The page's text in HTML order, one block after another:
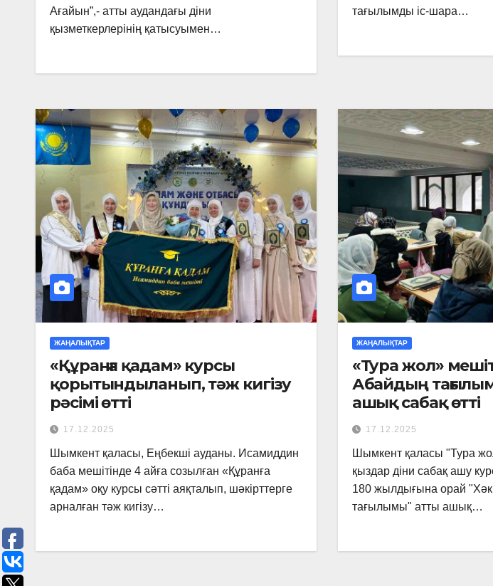
Ағайын”,- атты аудандағы діни
қызметкерлерінің қатысуымен…
тағылымды іс-шара…
ЖАҢАЛЫҚТАР
«Құранға қадам» курсы
қорытындыланып, тәж кигізу
рәсімі өтті
17.12.2025
Шымкент қаласы, Еңбекші ауданы. Исамиддин
баба мешітінде 4 айға созылған «Құранға
қадам» оқу курсы сәтті аяқталып, шәкірттерге
арналған тәж кигізу…
ЖАҢАЛЫҚТАР
«Тура жол»
Абайдың
ашық сабақ өтті
17.12.2025
Шымкент қаласы "Тура
қыздар діни сабақ ашу
180 жылдығына орай
тағылымы" атты ашық…